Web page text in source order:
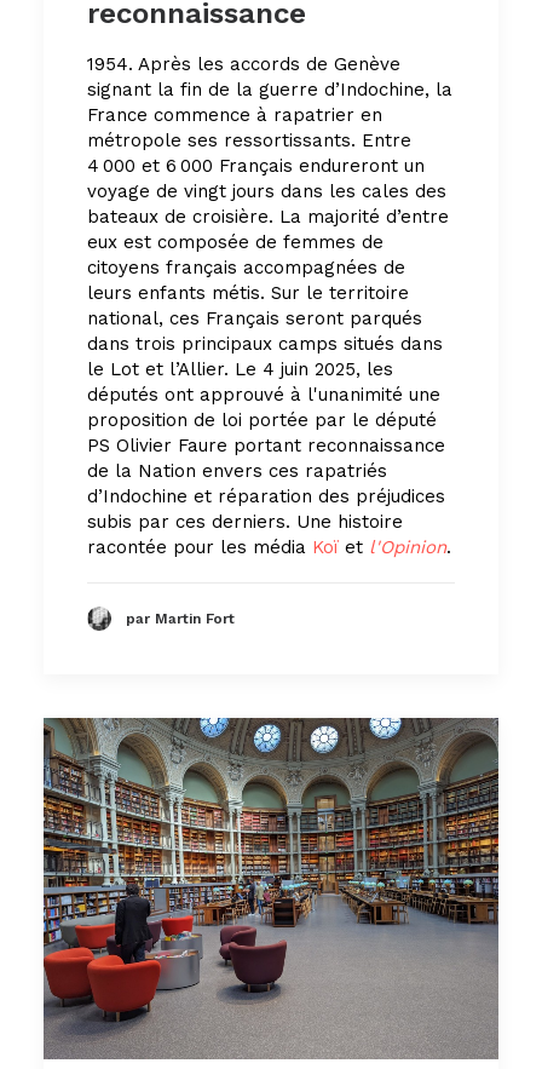
reconnaissance
1954. Après les accords de Genève
signant la fin de la guerre d’Indochine, la
France commence à rapatrier en
métropole ses ressortissants. Entre
4 000 et 6 000 Français endureront un
voyage de vingt jours dans les cales des
bateaux de croisière. La majorité d’entre
eux est composée de femmes de
citoyens français accompagnées de
leurs enfants métis. Sur le territoire
national, ces Français seront parqués
dans trois principaux camps situés dans
le Lot et l’Allier. Le 4 juin 2025, les
députés ont approuvé à l'unanimité une
proposition de loi portée par le député
PS Olivier Faure portant reconnaissance
de la Nation envers ces rapatriés
d’Indochine et réparation des préjudices
subis par ces derniers. Une histoire
racontée pour les média Koï et l'Opinion.
par Martin Fort